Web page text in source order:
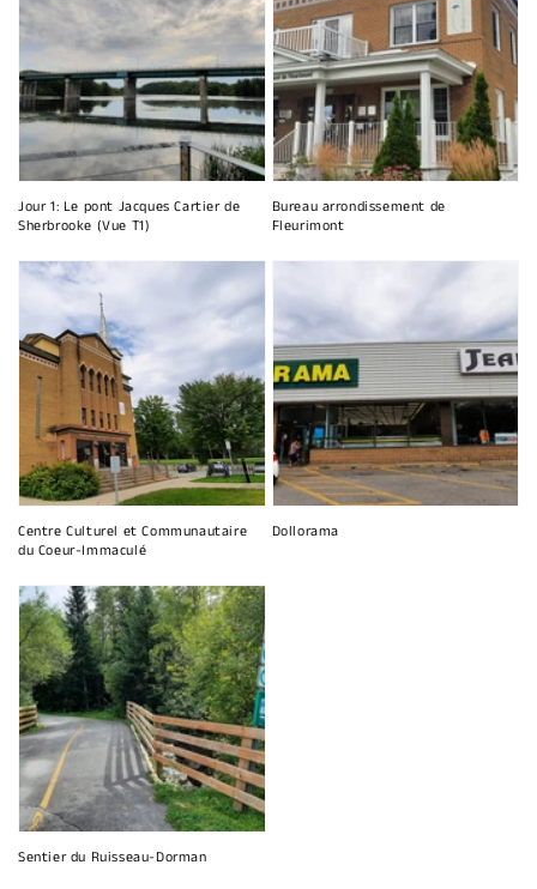
Jour 1: Le pont Jacques Cartier de
Sherbrooke (Vue T1)
Bureau arrondissement de
Fleurimont
Centre Culturel et Communautaire
du Coeur-Immaculé
Dollorama
Sentier du Ruisseau-Dorman